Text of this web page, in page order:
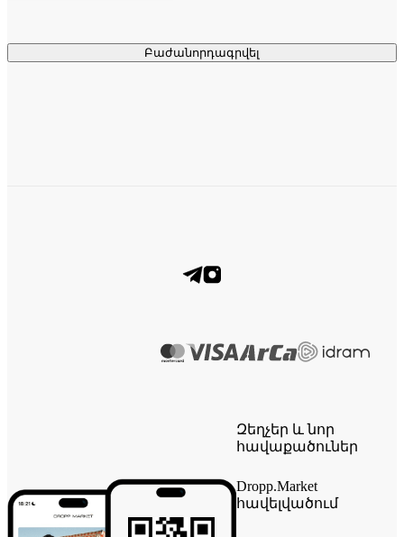
Բաժանորդագրվել
Զեղչեր և նոր
հավաքածուներ
Dropp.Market
հավելվածում